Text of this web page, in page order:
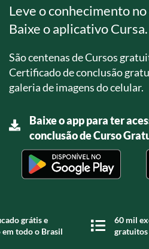
Leve o conhecimento
Baixe o aplicativo Cursa.
São centenas de Cursos
Certificado de conclusão
galeria de imagens do celular.
Baixe o app para ter
conclusão de Curso
grátis e
todo o Brasil
60 mil
gratuitos